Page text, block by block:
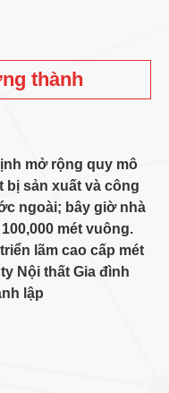
thành
mở rộng quy mô
bị sản xuất và công
ngoài; bây giờ nhà
mét vuông.
lãm cao cấp mét
Nội thất Gia đình
lập